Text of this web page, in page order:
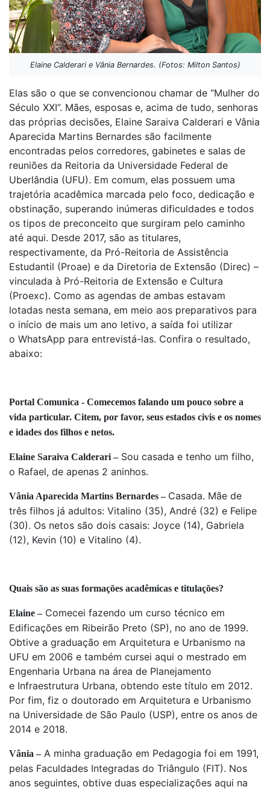
Elaine Calderari e Vânia Bernardes. (Fotos: Milton Santos)
Elas são o que se convencionou chamar de “Mulher do
Século XXI”. Mães, esposas e, acima de tudo, senhoras
das próprias decisões, Elaine Saraiva Calderari e Vânia
Aparecida Martins Bernardes são facilmente
encontradas pelos corredores, gabinetes e salas de
reuniões da Reitoria da Universidade Federal de
Uberlândia (UFU). Em comum, elas possuem uma
trajetória acadêmica marcada pelo foco, dedicação e
obstinação, superando inúmeras dificuldades e todos
os tipos de preconceito que surgiram pelo caminho
até aqui. Desde 2017, são as titulares,
respectivamente, da Pró-Reitoria de Assistência
Estudantil (Proae) e da Diretoria de Extensão (Direc) –
vinculada à Pró-Reitoria de Extensão e Cultura
(Proexc). Como as agendas de ambas estavam
lotadas nesta semana, em meio aos preparativos para
o início de mais um ano letivo, a saída foi utilizar
o WhatsApp para entrevistá-las. Confira o resultado,
abaixo:
Portal Comunica - Comecemos falando um pouco sobre a
vida particular. Citem, por favor, seus estados civis e os nomes
e idades dos filhos e netos.
Elaine Saraiva Calderari –Sou casada e tenho um filho,
o Rafael, de apenas 2 aninhos.
Vânia Aparecida Martins Bernardes – Casada. Mãe de
três filhos já adultos: Vitalino (35), André (32) e Felipe
(30). Os netos são dois casais: Joyce (14), Gabriela
(12), Kevin (10) e Vitalino (4).
Quais são as suas formações acadêmicas e titulações?
Elaine –Comecei fazendo um curso técnico em
Edificações em Ribeirão Preto (SP), no ano de 1999.
Obtive a graduação em Arquitetura e Urbanismo na
UFU em 2006 e também cursei aqui o mestrado em
Engenharia Urbana na área de Planejamento
e Infraestrutura Urbana, obtendo este título em 2012.
Por fim, fiz o doutorado em Arquitetura e Urbanismo
na Universidade de São Paulo (USP), entre os anos de
2014 e 2018.
Vânia –A minha graduação em Pedagogia foi em 1991,
pelas Faculdades Integradas do Triângulo (FIT). Nos
anos seguintes, obtive duas especializações aqui na